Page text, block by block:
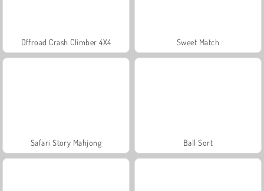
Offroad Crash Climber 4X4 Sweet Match
Safari Story Mahjong Ball Sort